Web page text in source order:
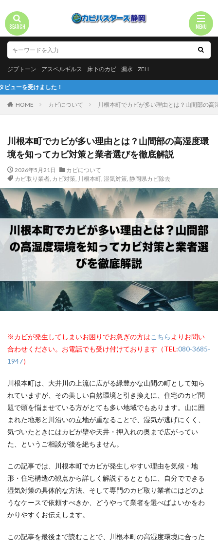
ジプトーン アスペルギルス 床下のカビ 漏水 ZEH
HOME カビについて 川根本町でカビが多い理由とは？山間部の
川根本町でカビが多い理由とは？山間部の高湿度環
境を知ってカビ対策と業者選びを徹底解説
2026年5月21日
カビについて
カビ取り業者, カビ対策, 川根本町, 湿気対策, 静岡県カビ除去
※カビが発生してしまいお困りでお急ぎの方はこちら よりお問い
合わせください。お電話でも受け付けております（TEL:080-3685-
1947）
川根本町は、大井川の上流に広がる緑豊かな山間の町として知ら
れていますが、その美しい自然環境と引き換えに、住宅のカビ問
題で頭を悩ませている方がとても多い地域でもあります。山に囲
まれた地形と川沿いの立地が重なることで、湿気が逃げにくく、
気づいたときにはカビが壁や天井・押入れの奥まで広がってい
た、というご相談が後を絶ちません。
この記事では、川根本町でカビが発生しやすい理由を気候・地
形・住宅構造の観点から詳しく解説するとともに、自分でできる
湿気対策の具体的な方法、そして専門のカビ取り業者にはどのよ
うなケースで依頼すべきか、どうやって業者を選べばよいかをわ
かりやすくお伝えします。
この記事を最後まで読むことで、川根本町の高湿度環境に合った